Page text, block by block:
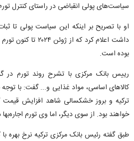
سیاست‌های پولی انقباضی در راستای کنترل
او با تصریح بر اینکه این سیاست پولی تا
داشت اعلام کرد که
بوده است.
رییس بانک مرکزی با تشرح روند تورم در
کالا‌های اساسی، مواد غذایی و... گفت: با
ترکیه و بروز خشکسالی شاهد افزایش قیمت
خواهند بود. از سوی دیگر، اما وی تورم اجاره‌بها